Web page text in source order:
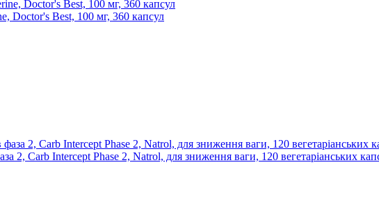
Doctor's Best, 100 мг, 360 капсул
2, Carb Intercept Phase 2, Natrol, для зниження ваги, 120 вегетаріанських